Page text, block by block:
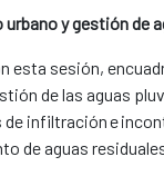
urbano y gestión
esta sesión,
de las aguas
infiltración e
de aguas